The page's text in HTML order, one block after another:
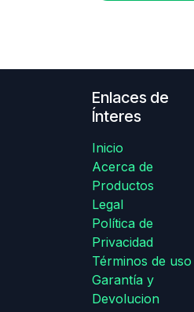
Enlaces de
Ínteres
Inicio
Acerca de
Productos
Legal
Política de
Privacidad
Términos de uso
Garantía y
Devolucion